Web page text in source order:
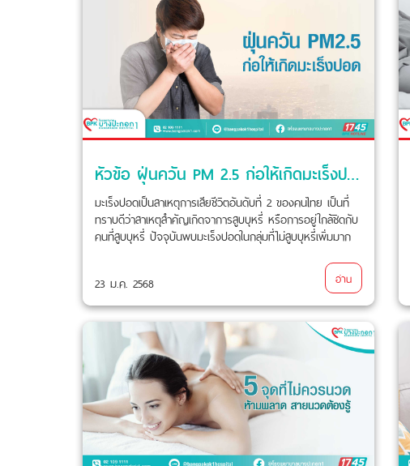
หัวข้อ ฝุ่นควัน PM 2.5 ก่อให้เกิดมะเร็งปอด
มะเร็งปอดเป็นสาเหตุการเสียชีวิตอันดับที่ 2 ของคนไทย เป็นที่
ทราบดีว่าสาเหตุสำคัญเกิดจาการสูบบุหรี่ หรือการอยู่ใกล้ชิดกับ
คนที่สูบบุหรี่ ปัจจุบันพบมะเร็งปอดในกลุ่มที่ไม่สูบบุหรี่เพิ่มมาก
23 ม.ค. 2568
อ่าน